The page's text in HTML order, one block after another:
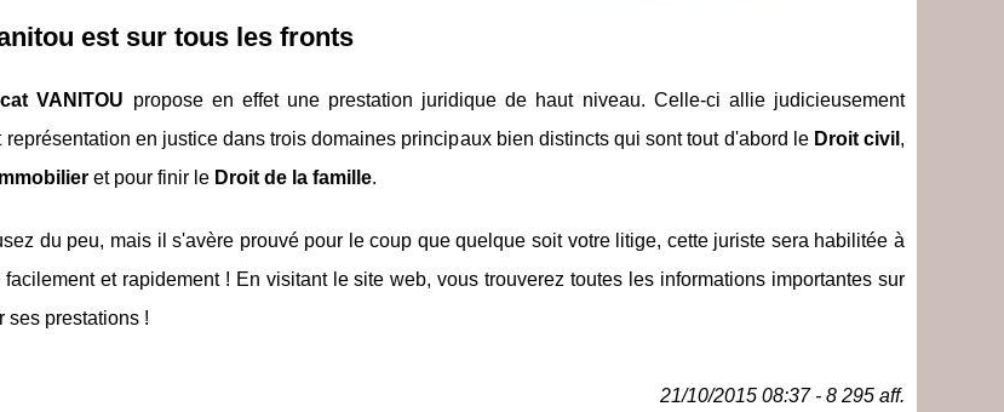
est sur tous les fronts
VANITOU propose en effet une prestation juridique de haut niveau. Celle-ci allie judicieusement
en justice dans trois domaines principaux bien distincts qui sont tout d'abord le Droit civil ,
et pour finir le Droit de la famille.
du peu, mais il s'avère prouvé pour le coup que quelque soit votre litige, cette juriste sera habilitée à
et rapidement ! En visitant le site web, vous trouverez toutes les informations importantes sur
ses prestations !
21/10/2015 08:37 - 8 295 aff.